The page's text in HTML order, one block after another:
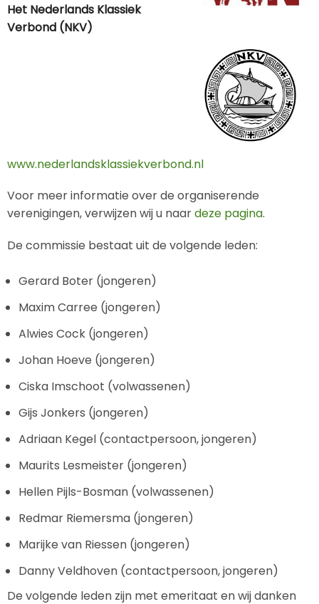
Het Nederlands Klassiek
Verbond (NKV)
www.nederlandsklassiekverbond.nl
Voor meer informatie over de organiserende
verenigingen, verwijzen wij u naardeze pagina.
De commissie bestaat uit de volgende leden:
Gerard Boter (jongeren)
Maxim Carree (jongeren)
Alwies Cock (jongeren)
Johan Hoeve (jongeren)
Ciska Imschoot (volwassenen)
Gijs Jonkers (jongeren)
Adriaan Kegel (contactpersoon, jongeren)
Maurits Lesmeister (jongeren)
Hellen Pijls-Bosman (volwassenen)
Redmar Riemersma (jongeren)
Marijke van Riessen (jongeren)
Danny Veldhoven (contactpersoon, jongeren)
De volgende leden zijn met emeritaat en wij danken